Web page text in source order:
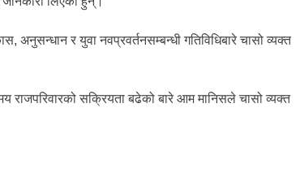
अनुसन्धान र युवा नवप्रवर्तनसम्बन्धी गतिविधिबारे चासो व्यक्त
राजपरिवारको सक्रियता बढेको बारे आम मानिसले चासो व्यक्त